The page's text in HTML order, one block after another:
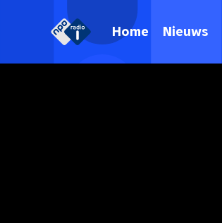
Home Nieuws